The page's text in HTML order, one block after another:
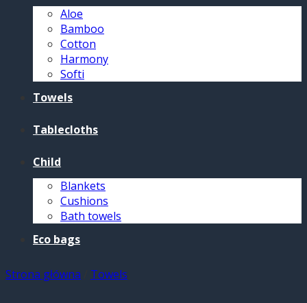
Aloe
Bamboo
Cotton
Harmony
Softi
Towels
Tablecloths
Child
Blankets
Cushions
Bath towels
Eco bags
Strona główna Towels